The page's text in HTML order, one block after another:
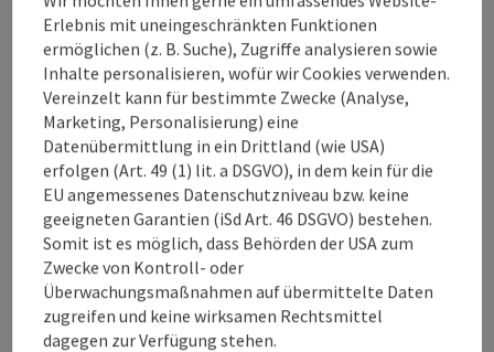
Verleihobjekte
Barrierefreiheit
Beitrag merken
zum Merkzettel
PDF erstellen
Beitrag drucken
In der Nähe
Erlebnis mit uneingeschränkten Funktionen
ermöglichen (z. B. Suche), Zugriffe analysieren sowie
Inhalte personalisieren, wofür wir Cookies verwenden.
Vereinzelt kann für bestimmte Zwecke (Analyse,
Marketing, Personalisierung) eine
Datenübermittlung in ein Drittland (wie USA)
erfolgen (Art. 49 (1) lit. a DSGVO), in dem kein für die
EU angemessenes Datenschutzniveau bzw. keine
geeigneten Garantien (iSd Art. 46 DSGVO) bestehen.
Somit ist es möglich, dass Behörden der USA zum
Zwecke von Kontroll- oder
Überwachungsmaßnahmen auf übermittelte Daten
zugreifen und keine wirksamen Rechtsmittel
dagegen zur Verfügung stehen.